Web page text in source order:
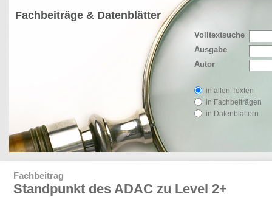
Volltextsuche
Ausgabe
Autor
in allen Texten
in Fachbeiträgen
in Datenblättern
Fachbeiträge & Datenblätter
Fachbeitrag
Standpunkt des ADAC zu Level 2+